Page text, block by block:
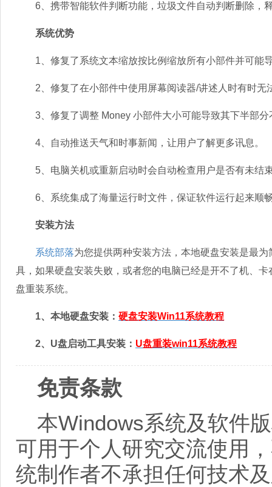
6、携带智能软件判断功能，垃圾文件自动判断删除，
系统优势
1、修复了系统文本缩放按比例缩放所有小部件并可能
2、修复了在小部件中使用屏幕阅读器/讲述人时有时无
3、修复了调整 Money 小部件大小可能导致其下半部分
4、自动推送天气和时事新闻，让用户了解更多讯息。
5、电脑关机或重新启动时会自动检查用户是否有未结
6、系统集成了海量运行时文件，保证软件运行起来顺
安装方法
系统部落为您提供两种安装方法，本地硬盘安装是最
具，如果硬盘安装失败，或者您的电脑已经是开不了机、
盘重装系统。
1、本地硬盘安装： 硬盘安装Win11系统教程
2、U盘启动工具安装： U盘重装win11系统教程
免责条款
本Windows系统及软件
可用于个人研究交流使用
统制作者不承担任何技术